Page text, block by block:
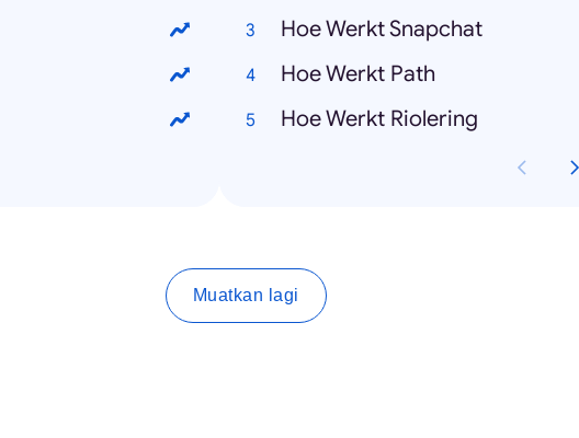
Hoe Werkt Snapchat
Hoe Werkt Path
Hoe Werkt Riolering
Muatkan lagi